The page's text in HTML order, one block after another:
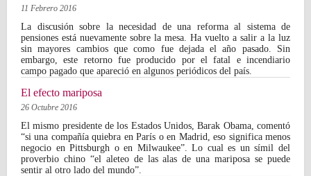
11 Febrero 2016
La discusión sobre la necesidad de una reforma al sistema de
pensiones está nuevamente sobre la mesa. Ha vuelto a salir a la luz
sin mayores cambios que como fue dejada el año pasado. Sin
embargo, este retorno fue producido por el fatal e incendiario
campo pagado que apareció en algunos periódicos del país.
El efecto mariposa
26 Octubre 2016
El mismo presidente de los Estados Unidos, Barak Obama, comentó
“si una compañía quiebra en París o en Madrid, eso significa menos
negocio en Pittsburgh o en Milwaukee”. Lo cual es un símil del
proverbio chino “el aleteo de las alas de una mariposa se puede
sentir al otro lado del mundo”.